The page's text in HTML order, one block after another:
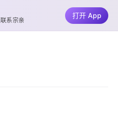
系宗亲
打开 App